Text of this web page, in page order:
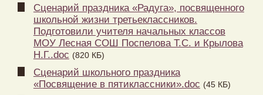
Cценарий праздника «Радуга», посвященного
школьной жизни третьеклассников.
Подготовили учителя начальных классов
МОУ Лесная СОШ Поспелова Т.С. и Крылова
Н.Г..doc (820 КБ)
Сценарий школьного праздника
«Посвящение в пятиклассники».doc (45 КБ)